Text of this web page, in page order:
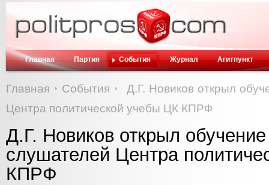
Главная Партия События Журнал Агитпункт
Главная События
Д.Г. Новиков открыл
Центра политической учебы ЦК КПРФ
Д.Г. Новиков открыл обучение
слушателей Центра
КПРФ